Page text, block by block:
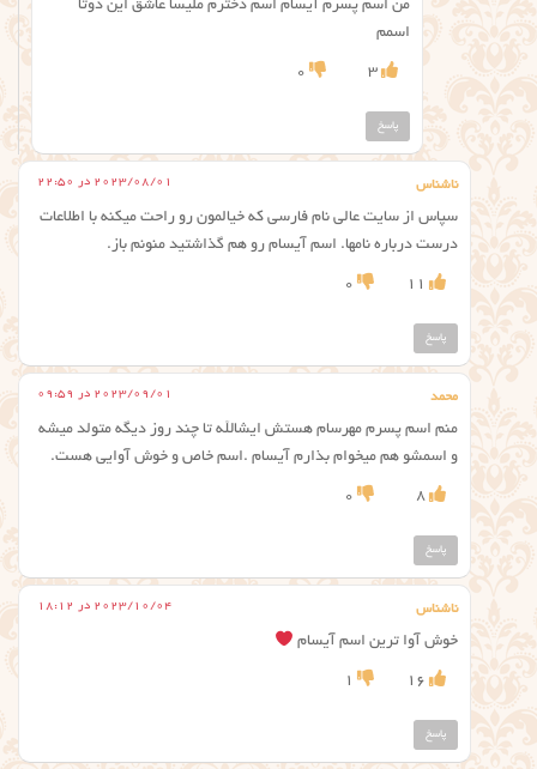
من اسم پسرم آیسام اسم دخترم ملیسا عاشق این دوتا
اسمم
3
0
پاسخ
ناشناس 2023/08/01 در 22:50
سپاس از سایت عالی نام فارسی که خیالمون رو راحت میکنه با اطلاعات
درست درباره نامها. اسم آیسام رو هم گذاشتید منونم باز.
11
0
پاسخ
محمد 2023/09/01 در 09:59
منم اسم پسرم مهرسام هستش ایشالله تا چند روز دیگه متولد میشه
و اسمشو هم میخوام بذارم آیسام .اسم خاص و خوش آوایی هست.
8
0
پاسخ
ناشناس 2023/10/04 در 18:12
خوش آوا ترین اسم آیسام
16
1
پاسخ